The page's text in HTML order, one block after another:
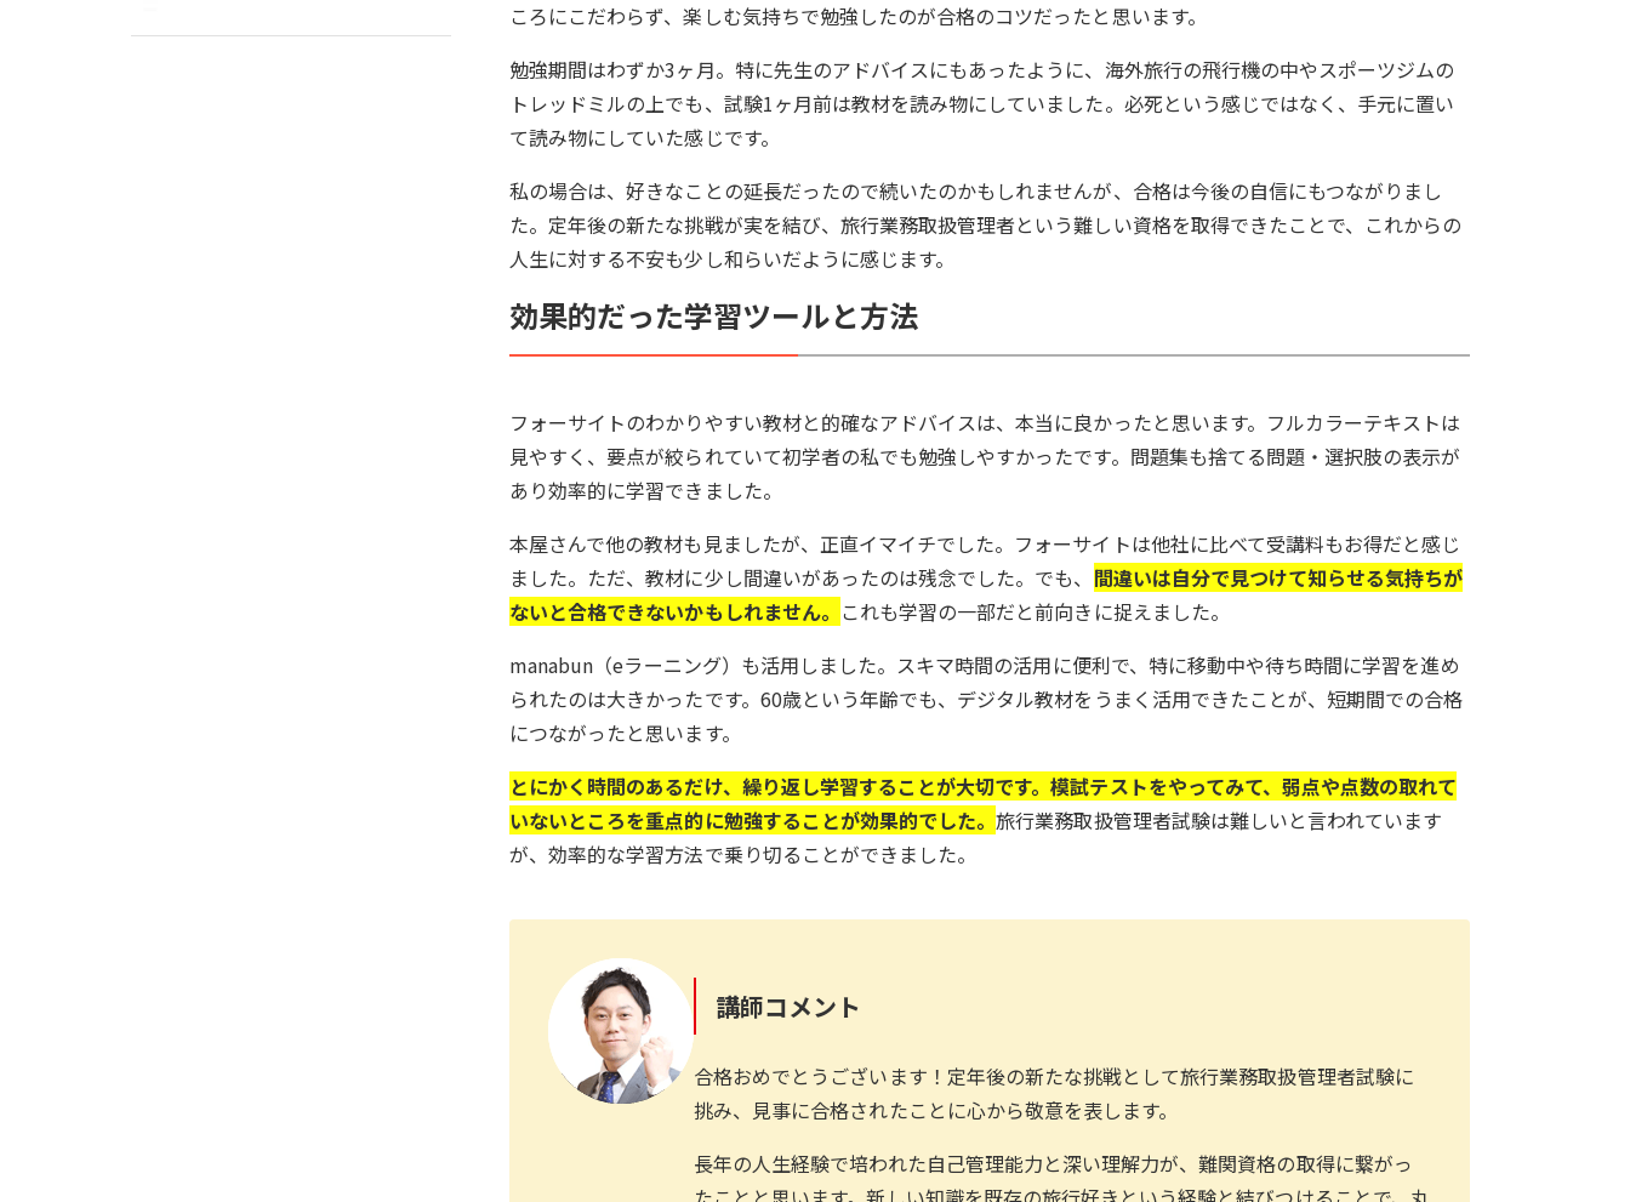
ころにこだわらず、楽しむ気持ちで勉強したのが合格のコツだったと思います。
勉強期間はわずか3ヶ月。特に先生のアドバイスにもあったように、海外旅行の飛行機の中やスポーツジムの
トレッドミルの上でも、試験1ヶ月前は教材を読み物にしていました。必死という感じではなく、手元に置い
て読み物にしていた感じです。
私の場合は、好きなことの延長だったので続いたのかもしれませんが、合格は今後の自信にもつながりまし
た。定年後の新たな挑戦が実を結び、旅行業務取扱管理者という難しい資格を取得できたことで、これからの
人生に対する不安も少し和らいだように感じます。
効果的だった学習ツールと方法
フォーサイトのわかりやすい教材と的確なアドバイスは、本当に良かったと思います。フルカラーテキストは
見やすく、要点が絞られていて初学者の私でも勉強しやすかったです。問題集も捨てる問題・選択肢の表示が
あり効率的に学習できました。
本屋さんで他の教材も見ましたが、正直イマイチでした。フォーサイトは他社に比べて受講料もお得だと感じ
ました。ただ、教材に少し間違いがあったのは残念でした。でも、 間違いは自分で見つけて知らせる気持ちが
ないと合格できないかもしれません。 これも学習の一部だと前向きに捉えました。
manabun（eラーニング）も活用しました。スキマ時間の活用に便利で、特に移動中や待ち時間に学習を進め
られたのは大きかったです。60歳という年齢でも、デジタル教材をうまく活用できたことが、短期間での合格
につながったと思います。
とにかく時間のあるだけ、繰り返し学習することが大切です。模試テストをやってみて、弱点や点数の取れて
いないところを重点的に勉強することが効果的でした。旅行業務取扱管理者試験は難しいと言われています
が、効率的な学習方法で乗り切ることができました。
講師コメント
合格おめでとうございます！定年後の新たな挑戦として旅行業務取扱管理者試験に
挑み、見事に合格されたことに心から敬意を表します。
長年の人生経験で培われた自己管理能力と深い理解力が、難関資格の取得に繋がっ